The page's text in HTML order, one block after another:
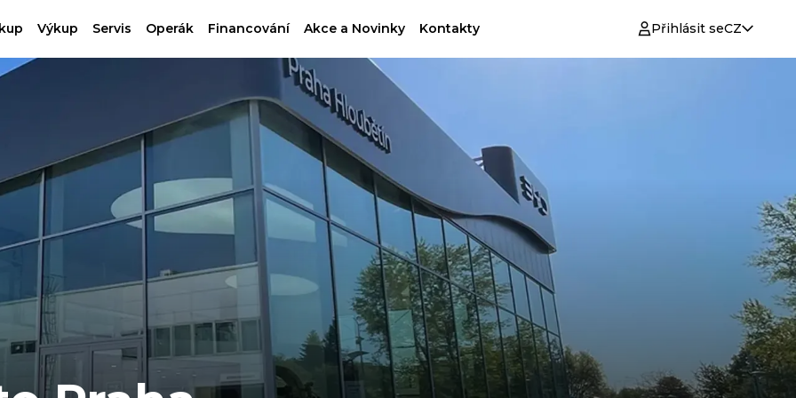
Výkup Servis Operák Financování Akce a Novinky Kontakty Přihlásit seCZ